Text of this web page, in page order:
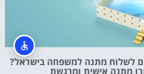
לשלוח מתנה למשפחה בישראל?
מתנה אישית ומרגשת